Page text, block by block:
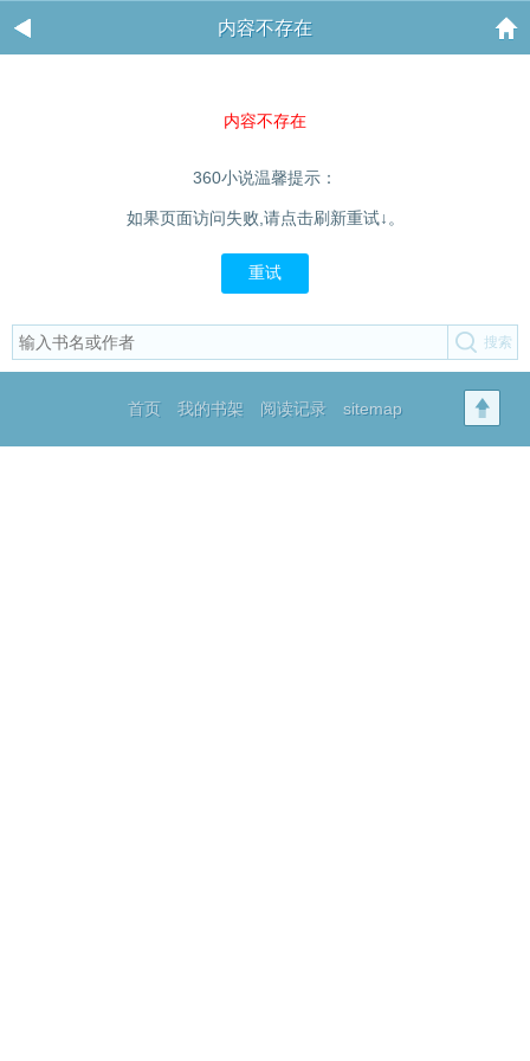
内容不存在
内容不存在
360小说温馨提示：
如果页面访问失败,请点击刷新重试↓。
重试
首页 我的书架 阅读记录 sitemap